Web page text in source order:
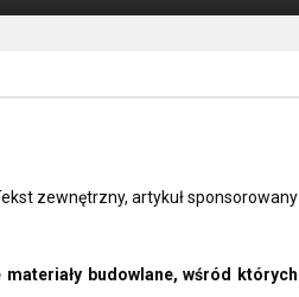
zewnętrzny, artykuł sponsorowany
budowlane, wśród których